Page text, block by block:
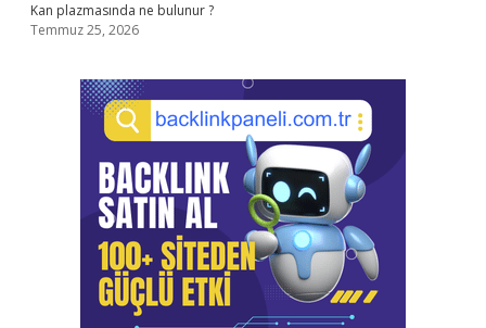
Kan plazmasında ne bulunur ?
Temmuz 25, 2026